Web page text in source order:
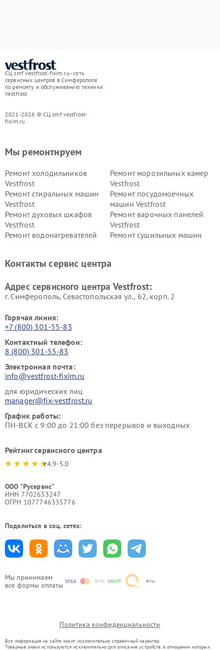
СЦ smf.vestfrost-fixim.ru - сеть
сервисных центров в Симферополе
по ремонту и обслуживанию техники
Vestfrost
2021-2026 © СЦ smf.vestfrost-
fixim.ru
Мы принимаем
все формы оплаты
Мы ремонтируем
Ремонт холодильников
Vestfrost
Ремонт морозильных камер
Vestfrost
Ремонт стиральных машин
Vestfrost
Ремонт посудомоечных
машин Vestfrost
Ремонт духовых шкафов
Vestfrost
Ремонт варочных панелей
Vestfrost
Ремонт водонагревателей
Ремонт сушильных машин
Vestfrost
Контакты сервис центра
Адрес сервисного центра Vestfrost:
г. Симферополь, Севастопольская ул., 62, корп. 2
Горячая линия:
+7 (800) 301-55-83
Контактный телефон:
8 (800) 301-55-83
Электронная почта:
info@vestfrost-fixim.ru
для юридических лиц
manager@fix-vestfrost.ru
График работы:
ПН-ВСК с 9:00 до 21:00 без перерывов и выходных
Рейтинг сервисного центра
4.9-5.0
ООО "Русервис"
ИНН 7702633247
ОГРН 1077746335776
Поделиться в соц. сетях:
Политика конфиденциальности
Вся информация на сайте носит исключительно справочный характер.
Товарные знаки используются исключительно для описания устройств, в отношении которых